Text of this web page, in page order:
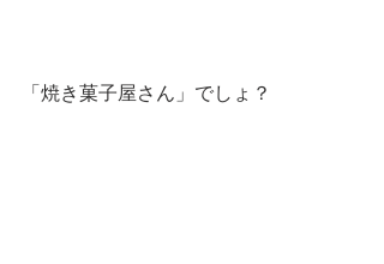
「焼き菓子屋さん」でしょ？